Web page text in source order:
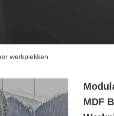
werkplekken
MDF